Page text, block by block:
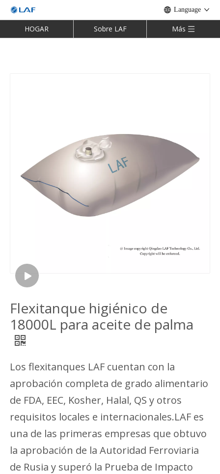
Language
HOGAR Sobre LAF Más
Flexitanque higiénico de
18000L para aceite de palma
Los flexitanques LAF cuentan con la
aprobación completa de grado alimentario
de FDA, EEC, Kosher, Halal, QS y otros
requisitos locales e internacionales.LAF es
una de las primeras empresas que obtuvo
la aprobación de la Autoridad Ferroviaria
de Rusia y superó la Prueba de Impacto